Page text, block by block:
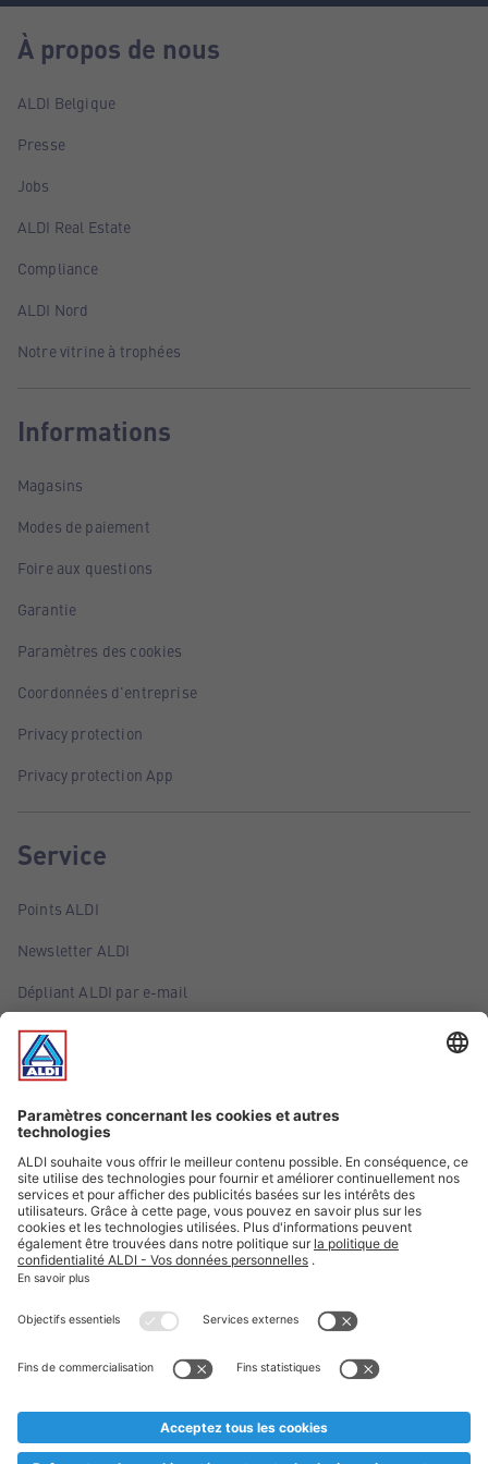
À propos de nous
ALDI Belgique
Presse
Jobs
ALDI Real Estate
Compliance
ALDI Nord
Notre vitrine à trophées
Informations
Magasins
Modes de paiement
Foire aux questions
Garantie
Paramètres des cookies
Coordonnées d'entreprise
Privacy protection
Privacy protection App
Service
Points ALDI
Newsletter ALDI
Dépliant ALDI par e-mail
Offres
Infos essentielles
Suivez ALDI Belgique
Textes marqués d'un astérisque et mentions légales
* Nous vendons ces articles temporairement et jusqu'à
au cas où, malgré le planning bien étudié, nous serions
prématurément en rupture de stock. Prix Recupel et TVA incl.
** Sur ce site, l’utilisation de la forme masculine a été adoptée